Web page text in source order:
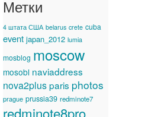
Метки
4 штата США belarus crete cuba
event japan_2012 lumia
mosblog moscow
mosobl naviaddress
nova2plusparis photos
prague prussia39 redminote7
redminote8pro